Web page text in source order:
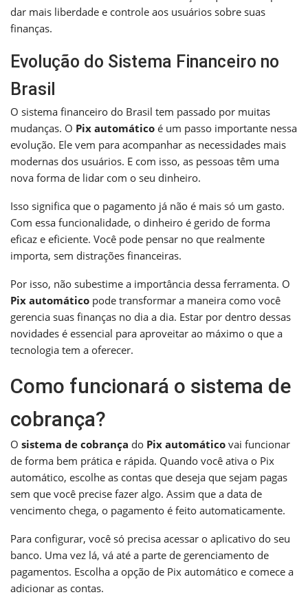
dar mais liberdade e controle aos usuários sobre suas
finanças.
Evolução do Sistema Financeiro no
Brasil
O sistema financeiro do Brasil tem passado por muitas
mudanças. O Pix automático é um passo importante nessa
evolução. Ele vem para acompanhar as necessidades mais
modernas dos usuários. E com isso, as pessoas têm uma
nova forma de lidar com o seu dinheiro.
Isso significa que o pagamento já não é mais só um gasto.
Com essa funcionalidade, o dinheiro é gerido de forma
eficaz e eficiente. Você pode pensar no que realmente
importa, sem distrações financeiras.
Por isso, não subestime a importância dessa ferramenta. O
Pix automático pode transformar a maneira como você
gerencia suas finanças no dia a dia. Estar por dentro dessas
novidades é essencial para aproveitar ao máximo o que a
tecnologia tem a oferecer.
Como funcionará o sistema de
cobrança?
O sistema de cobrança do Pix automático vai funcionar
de forma bem prática e rápida. Quando você ativa o Pix
automático, escolhe as contas que deseja que sejam pagas
sem que você precise fazer algo. Assim que a data de
vencimento chega, o pagamento é feito automaticamente.
Para configurar, você só precisa acessar o aplicativo do seu
banco. Uma vez lá, vá até a parte de gerenciamento de
pagamentos. Escolha a opção de Pix automático e comece a
adicionar as contas.